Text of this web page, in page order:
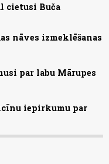
cietusi Buča
nāves izmeklēšanas
par labu Mārupes
iepirkumu par